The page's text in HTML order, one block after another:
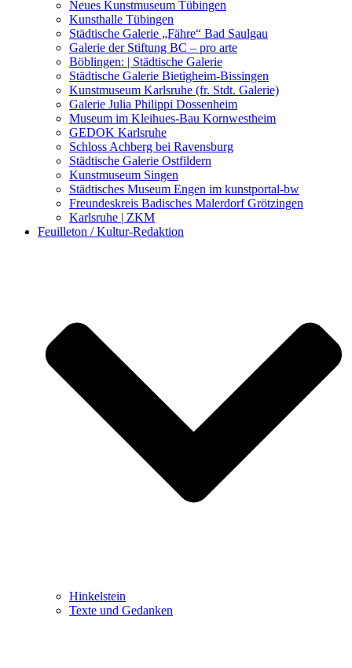
Kunstwettbewerbe, Ausschreibungen für Künstler
Neues Kunstmuseum Tübingen
Kunsthalle Tübingen
Städtische Galerie „Fähre“ Bad Saulgau
Galerie der Stiftung BC – pro arte
Böblingen: | Städtische Galerie
Städtische Galerie Bietigheim-Bissingen
Kunstmuseum Karlsruhe (fr. Stdt. Galerie)
Galerie Julia Philippi Dossenheim
Museum im Kleihues-Bau Kornwestheim
GEDOK Karlsruhe
Schloss Achberg bei Ravensburg
Städtische Galerie Ostfildern
Kunstmuseum Singen
Städtisches Museum Engen im kunstportal-bw
Freundeskreis Badisches Malerdorf Grötzingen
Karlsruhe | ZKM
Feuilleton / Kultur-Redaktion
Hinkelstein
Texte und Gedanken